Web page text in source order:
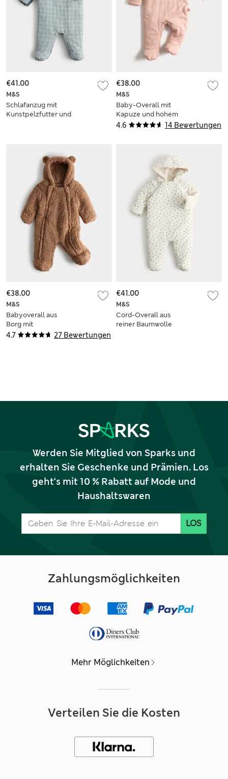
M&S
Schlafanzug mit
Kunstpelzfutter und
€41.00
4.6 14 Bewertungen
M&S
Baby-Overall mit
Kapuze und hohem
Baumwollanteil (0–
€38.00
4.7 27 Bewertungen
M&S
Babyoverall aus
Borg mit
Reißverschluss (1–12
€38.00
M&S
Cord-Overall aus
reiner Baumwolle
€41.00
Werden Sie Mitglied von Sparks und
erhalten Sie Geschenke und Prämien. Los
geht‘s mit 10 % Rabatt auf Mode und
Haushaltswaren
LOS
Zahlungsmöglichkeiten
Mehr Möglichkeiten
Verteilen Sie die Kosten